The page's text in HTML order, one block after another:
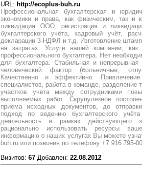
URL: http://ecoplus-buh.ru
Профессиональная бухгалтерская и
экономики и права, как физическим, так и
ликвидация ООО, регистрация и
бухгалтерского учёта, кадровый учёт,
декларации 3-НДФЛ и т.д. Изготовление
на затратах. Услуги нашей компании,
профессионального бухгалтера. Нет
для бухгалтера. Стабильная и
человеческий фактор (больничные,
Качественно и эффективно.
специалистов, работа в команде, разделение
участков учёта между сотрудниками
выполняемых работ. Скрупулезное
приема исходных документов, до
подход по ведению бухгалтерского
деятельность в рамках действующего
рационально использовать ресурсы
информацию о наших услугах Вы можете
buh.ru или позвонив по телефону +7 916
Визитов: 67 Добавлен: 22.08.2012